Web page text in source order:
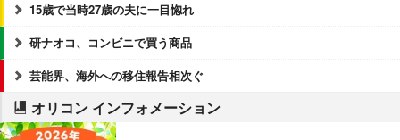
15歳で当時27歳の夫に一目惚れ
研ナオコ、コンビニで買う商品
芸能界、海外への移住報告相次ぐ
オリコン インフォメーション